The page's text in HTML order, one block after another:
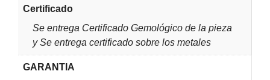
Certificado
Se entrega Certificado Gemológico de la pieza
y Se entrega certificado sobre los metales
GARANTIA